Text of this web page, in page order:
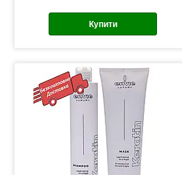
Купити